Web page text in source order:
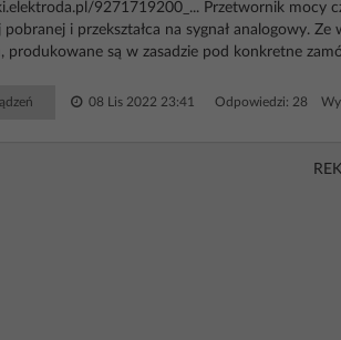
9271719200_... Przetwornik mocy
i przekształca na sygnał analogowy.
produkowane są w zasadzie pod konkretne
08 Lis 2022 23:41 Odpowiedzi: 28